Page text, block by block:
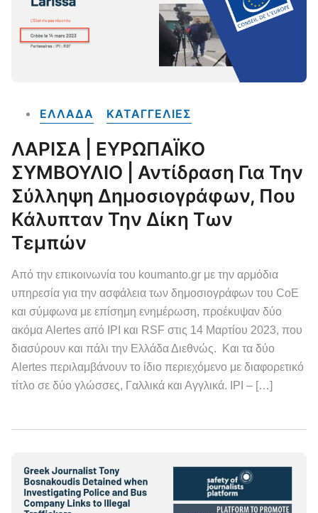
ΕΛΛΑΔΑ ΚΑΤΑΓΓΕΛΙΕΣ
ΛΑΡΙΣΑ | ΕΥΡΩΠΑΪΚΟ
ΣΥΜΒΟΥΛΙΟ | Αντίδραση Για Την
Σύλληψη Δημοσιογράφων, Που
Κάλυπταν Την Δίκη Των
Τεμπών
Από την επικοινωνία του koumanto.gr με την αρμόδια
υπηρεσία για την ασφάλεια των δημοσιογράφων του CoE
και σύμφωνα με επίσημη ενημέρωση, προέκυψαν δύο
ακόμα Alertes από IPI και RSF στις 14 Μαρτίου 2023, που
διασύρουν και πάλι την Ελλάδα Διεθνώς. Και τα δύο
Alertes περιλαμβάνουν το ίδιο περιεχόμενο με διαφορετικό
τίτλο σε δύο γλώσσες, Γαλλικά και Αγγλικά. IPI – […]